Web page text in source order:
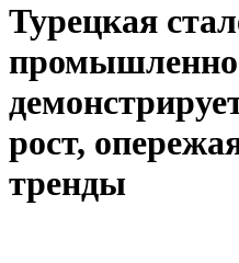
Турецкая
рост,
тренды